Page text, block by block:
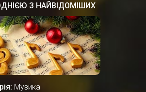
З НАЙВІДОМІШИХ
ПІСЕНЬ У СВІТІ
Музика